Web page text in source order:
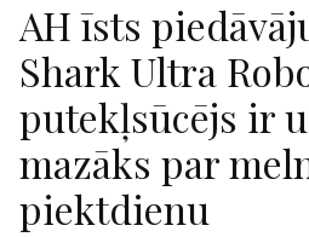
AH īsts
Shark Ultra
putekļsūcējs ir
mazāks par
piektdienu